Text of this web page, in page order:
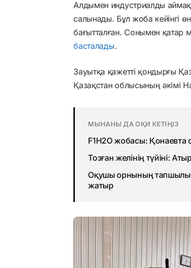
Алдымен индустриалды
салынады. Бұл жоба кейінгі
бағытталған. Сонымен қатар
басталады.
Зауытқа қажетті қондырғы
Қазақстан облысының әкімі
МЫНАНЫ ДА ОҚИ КЕТІҢІЗ
F1H2O жобасы: Қонаевта
Тозған желінің түйіні:
Оқушы орнының
жатыр